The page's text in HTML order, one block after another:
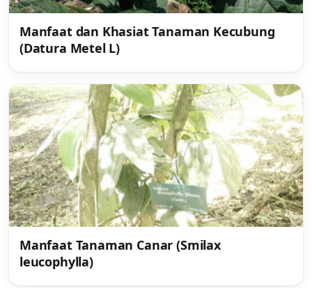
Manfaat dan Khasiat Tanaman Kecubung
(Datura Metel L)
Manfaat Tanaman Canar (Smilax
leucophylla)